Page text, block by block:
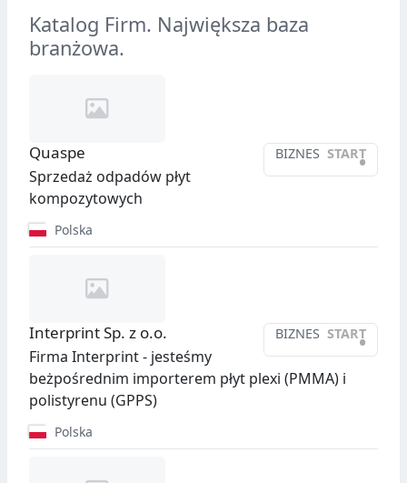
Katalog Firm. Największa baza
branżowa.
BIZNES START
•
Quaspe
Sprzedaż odpadów płyt
kompozytowych
Polska
BIZNES START
•
Interprint Sp. z o.o.
Firma Interprint - jesteśmy
beżpośrednim importerem płyt plexi (PMMA) i
polistyrenu (GPPS)
Polska